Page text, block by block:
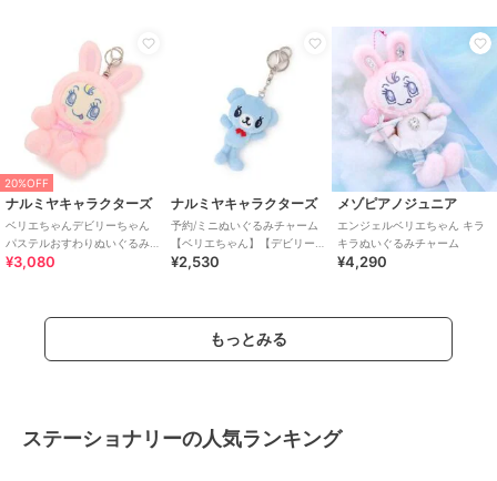
20%OFF
ナルミヤキャラクターズ
ベリエちゃんデビリーちゃん
パステルおすわりぬいぐるみ
チャーム
¥3,080
ナルミヤキャラクターズ
予約/ミニぬいぐるみチャーム
【ベリエちゃん】【デビリー
ちゃん】【ブルーベリエちゃ
¥2,530
メゾピアノジュニア
エンジェルベリエちゃん キラ
キラぬいぐるみチャーム
¥4,290
もっとみる
ステーショナリーの人気ランキング